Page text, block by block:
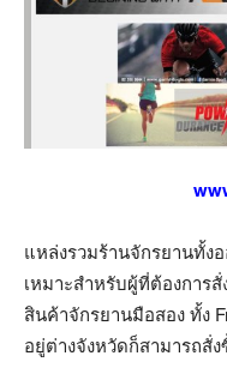
แหล่งรวมร้านจักรยานทั้ง
เหมาะสำหรับผู้ที่ต้องการ
สินค้าจักรยานมือสอง ทั้ง
อยู่ต่างจังหวัดก็สามารถสั่